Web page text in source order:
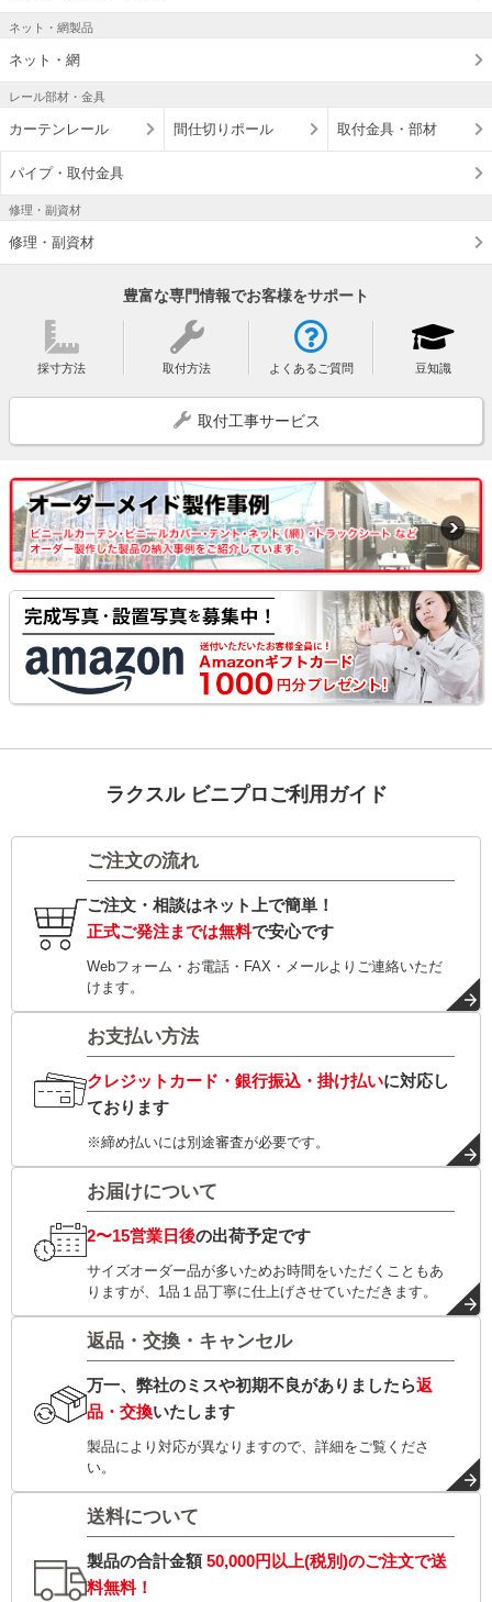
ネット・網製品
ネット・網
レール部材・金具
カーテンレール 間仕切りポール 取付金具・部材
パイプ・取付金具
修理・副資材
修理・副資材
豊富な専門情報でお客様をサポート
採寸方法 取付方法 よくあるご質問 豆知識
取付工事サービス
ラクスル ビニプロご利用ガイド
ご注文の流れ
ご注文・相談はネット上で簡単！
正式ご発注までは無料で安心です
Webフォーム・お電話・FAX・メールよりご連絡いただ
けます。
お支払い方法
クレジットカード・銀行振込・掛け払いに対応し
ております
※締め払いには別途審査が必要です。
お届けについて
2〜15営業日後の出荷予定です
サイズオーダー品が多いためお時間をいただくこともあ
りますが、1品１品丁寧に仕上げさせていただきます。
返品・交換・キャンセル
万一、弊社のミスや初期不良がありましたら返
品・交換いたします
製品により対応が異なりますので、詳細をご覧くださ
い。
送料について
製品の合計金額50,000円以上(税別)のご注文で送
料無料！